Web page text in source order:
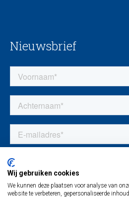
Nieuwsbrief
Wij gebruiken cookies
We kunnen deze plaatsen voor analyse van
website te verbeteren, gepersonaliseerde